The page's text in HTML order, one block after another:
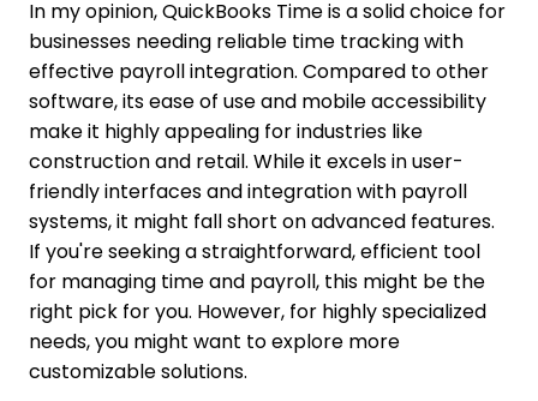
In my opinion, QuickBooks Time is a solid choice for
businesses needing reliable time tracking with
effective payroll integration. Compared to other
software, its ease of use and mobile accessibility
make it highly appealing for industries like
construction and retail. While it excels in user-
friendly interfaces and integration with payroll
systems, it might fall short on advanced features.
If you're seeking a straightforward, efficient tool
for managing time and payroll, this might be the
right pick for you. However, for highly specialized
needs, you might want to explore more
customizable solutions.